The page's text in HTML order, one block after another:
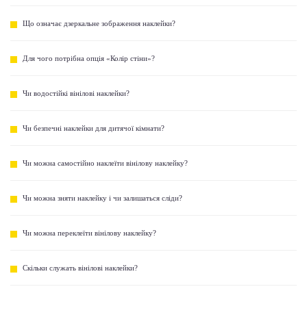
Що означає дзеркальне зображення наклейки?
Для чого потрібна опція «Колір стіни»?
Чи водостійкі вінілові наклейки?
Чи безпечні наклейки для дитячої кімнати?
Чи можна самостійно наклеїти вінілову наклейку?
Чи можна зняти наклейку і чи залишаться сліди?
Чи можна переклеїти вінілову наклейку?
Скільки служать вінілові наклейки?